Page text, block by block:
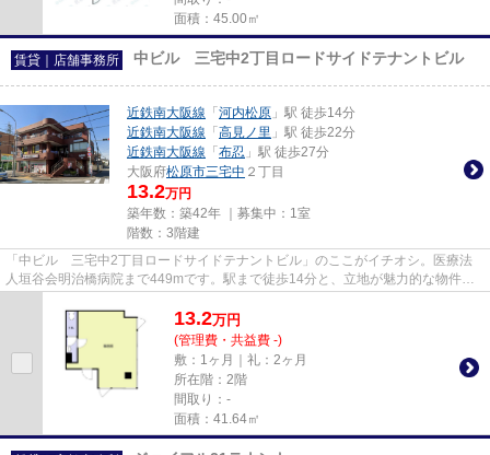
面積：45.00㎡
賃貸｜店舗事務所 中ビル 三宅中2丁目ロードサイドテナントビル
近鉄南大阪線 「 河内松原 」駅 徒歩14分
近鉄南大阪線 「 高見ノ里 」駅 徒歩22分
近鉄南大阪線 「 布忍 」駅 徒歩27分
大阪府松原市三宅中 ２丁目
13.2万円
築年数：築42年 ｜募集中： 1室
階数：3階建
「中ビル 三宅中2丁目ロードサイドテナントビル」のここがイチオシ。医療法
人垣谷会明治橋病院まで449mです。駅まで徒歩14分と、立地が魅力的な物件で
13.2万円
(管理費・共益費 -)
敷：1ヶ月｜礼：2ヶ月
所在階：2階
間取り：-
面積：41.64㎡